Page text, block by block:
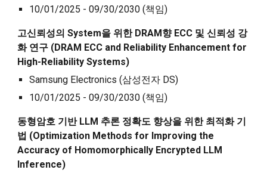
10/01/2025 - 09/30/2030 (책임)
고신뢰성의 System을 위한 DRAM향 ECC 및 신뢰성 강
화 연구 (DRAM ECC and Reliability Enhancement for
H igh- ReliabilitySystems)
Samsung Electronics (삼성전자 DS)
10/01/2025 - 09/30/2030 (책임)
동형암호 기반 LLM 추론 정확도 향상을 위한 최적화 기
법 (Optimization Methods for Improving the
Accuracy of Homomorphically Encrypted LLM
Inference)